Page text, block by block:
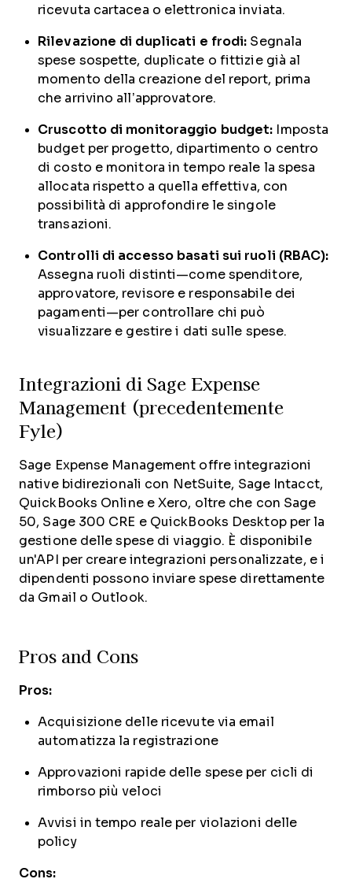
ricevuta cartacea o elettronica inviata.
Rilevazione di duplicati e frodi: Segnala
spese sospette, duplicate o fittizie già al
momento della creazione del report, prima
che arrivino all’approvatore.
Cruscotto di monitoraggio budget: Imposta
budget per progetto, dipartimento o centro
di costo e monitora in tempo reale la spesa
allocata rispetto a quella effettiva, con
possibilità di approfondire le singole
transazioni.
Controlli di accesso basati sui ruoli (RBAC):
Assegna ruoli distinti—come spenditore,
approvatore, revisore e responsabile dei
pagamenti—per controllare chi può
visualizzare e gestire i dati sulle spese.
Integrazioni di Sage Expense
Management (precedentemente
Fyle)
Sage Expense Management offre integrazioni
native bidirezionali con NetSuite, Sage Intacct,
QuickBooks Online e Xero, oltre che con Sage
50, Sage 300 CRE e QuickBooks Desktop per la
gestione delle spese di viaggio. È disponibile
un'API per creare integrazioni personalizzate, e i
dipendenti possono inviare spese direttamente
da Gmail o Outlook.
Pros and Cons
Pros:
Acquisizione delle ricevute via email
automatizza la registrazione
Approvazioni rapide delle spese per cicli di
rimborso più veloci
Avvisi in tempo reale per violazioni delle
policy
Cons: